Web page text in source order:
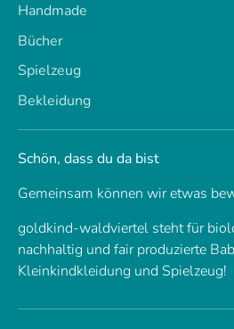
Handmade
Bücher
Spielzeug
Bekleidung
Schön, dass du da bist
Gemeinsam können wir etwas
goldkind-waldviertel steht für
nachhaltig und fair produzierte
Kleinkindkleidung und Spielzeug!